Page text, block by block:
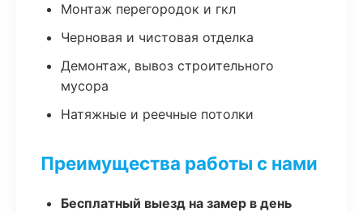
Монтаж перегородок и гкл
Черновая и чистовая отделка
Демонтаж, вывоз строительного
мусора
Натяжные и реечные потолки
Преимущества работы с нами
Бесплатный выезд на замер в день